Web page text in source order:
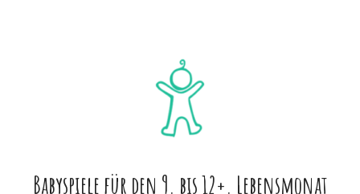
Babyspiele für den 9. bis 12+. Lebensmonat